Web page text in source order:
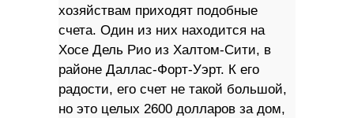
хозяйствам приходят подобные
счета. Один из них находится на
Хосе Дель Рио из Халтом-Сити, в
районе Даллас-Форт-Уэрт. К его
радости, его счет не такой большой,
но это целых 2600 долларов за дом,